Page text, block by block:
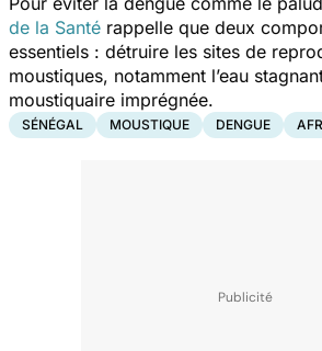
de la Santé rappelle que deux
essentiels : détruire les sites de
moustiques, notamment l’eau
moustiquaire imprégnée.
SÉNÉGAL MOUSTIQUE DENGUE